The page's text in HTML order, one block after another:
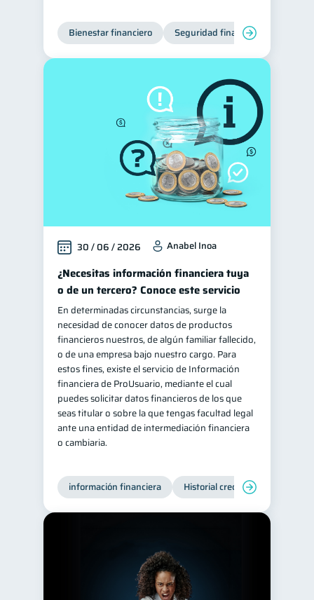
Bienestar financiero Seguridad financiera
30 / 06 / 2026 Anabel Inoa
¿Necesitas información financiera tuya
o de un tercero? Conoce este servicio
En determinadas circunstancias, surge la
necesidad de conocer datos de productos
financieros nuestros, de algún familiar fallecido,
o de una empresa bajo nuestro cargo. Para
estos fines, existe el servicio de Información
financiera de ProUsuario, mediante el cual
puedes solicitar datos financieros de los que
seas titular o sobre la que tengas facultad legal
ante una entidad de intermediación financiera
o cambiaria.
información financiera Historial crediticio